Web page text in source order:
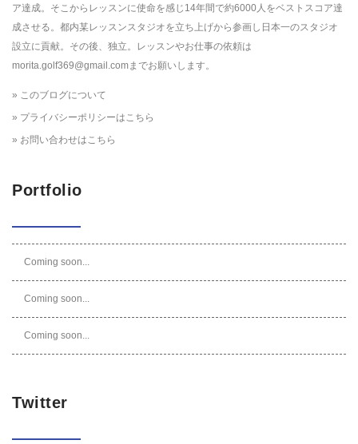
ア達成。そこからレッスンに使命を感じ14年間で約6000人をベストスコア達
成させる。都内某レッスンスタジオを立ち上げから参画し日本一のスタジオ
設立に貢献。その後、独立。レッスンやお仕事の依頼は
morita.golf369@gmail.comまでお願いします。
» このブログについて
» プライバシーポリシーはこちら
» お問い合わせはこちら
Portfolio
Coming soon...
Coming soon...
Coming soon...
Twitter